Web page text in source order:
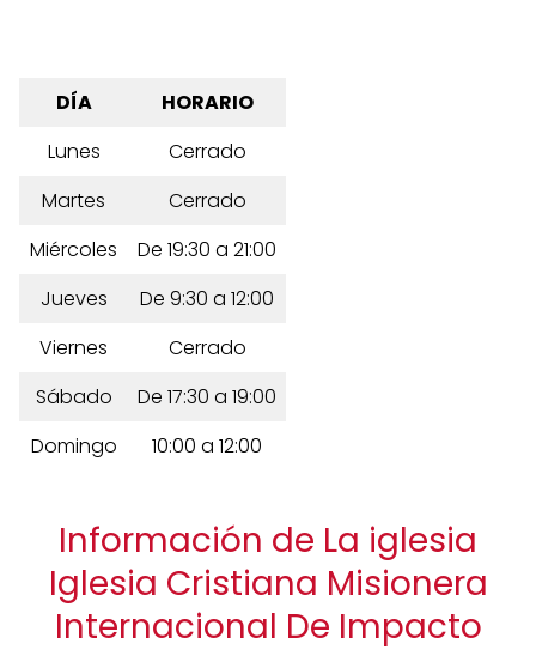
DÍA
HORARIO
Lunes
Cerrado
Martes
Cerrado
Miércoles
De 19:30 a 21:00
Jueves
De 9:30 a 12:00
Viernes
Cerrado
Sábado
De 17:30 a 19:00
Domingo
10:00 a 12:00
Información de La iglesia
Iglesia Cristiana Misionera
Internacional De Impacto